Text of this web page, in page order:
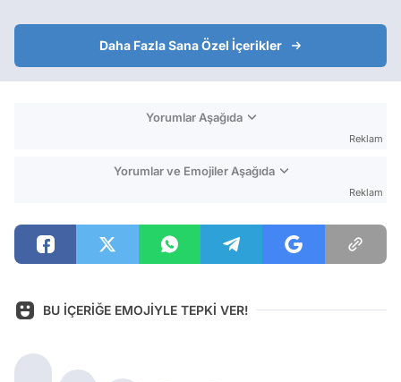
Daha Fazla Sana Özel İçerikler
Yorumlar Aşağıda
Reklam
Yorumlar ve Emojiler Aşağıda
Reklam
BU İÇERİĞE EMOJİYLE TEPKİ VER!